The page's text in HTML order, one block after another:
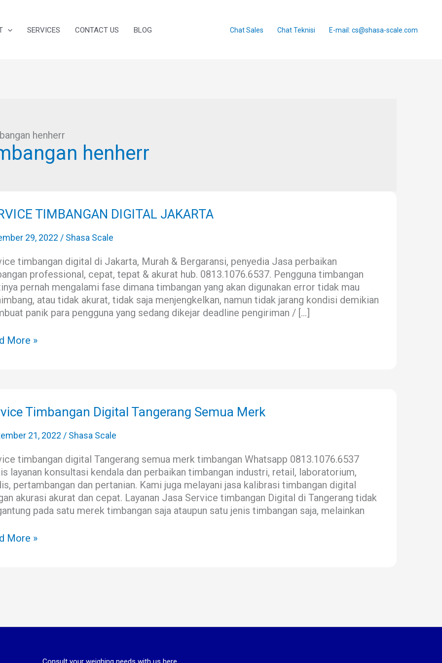
SERVICES CONTACT US BLOG Chat Sales Chat Teknisi E-mail: cs@shasa-scale.com
henherr
henherr
TIMBANGAN DIGITAL JAKARTA
29, 2022 / Shasa Scale
timbangan digital di Jakarta, Murah & Bergaransi, penyedia Jasa perbaikan
professional, cepat, tepat & akurat hub. 0813.1076.6537. Pengguna timbangan
pernah mengalami fase dimana timbangan yang akan digunakan error tidak mau
atau tidak akurat, tidak saja menjengkelkan, namun tidak jarang kondisi demikian
panik para pengguna yang sedang dikejar deadline pengiriman / […]
More »
Timbangan Digital Tangerang Semua Merk
21, 2022 / Shasa Scale
timbangan digital Tangerang semua merk timbangan Whatsapp 0813.1076.6537
layanan konsultasi kendala dan perbaikan timbangan industri, retail, laboratorium,
pertambangan dan pertanian. Kami juga melayani jasa kalibrasi timbangan digital
akurasi akurat dan cepat. Layanan Jasa Service timbangan Digital di Tangerang tidak
pada satu merek timbangan saja ataupun satu jenis timbangan saja, melainkan
More »